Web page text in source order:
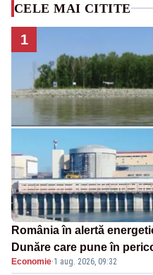
CELE MAI CITITE
1
România în alertă
Dunăre care pune în
cunoscută de pe vremea
Economie·1 aug. 2026, 09:32